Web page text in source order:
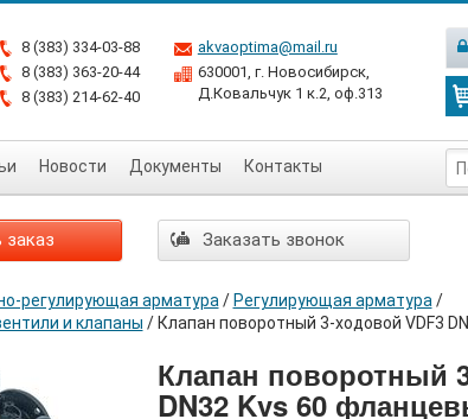
8 (383) 334-03-88
8 (383) 363-20-44
8 (383) 214-62-40
akvaoptima@mail.ru
630001, г. Новосибирск,
Д.Ковальчук 1 к.2, оф.313
Новости Документы Контакты
Заказать звонок
регулирующая арматура / Регулирующая арматура /
и клапаны / Клапан поворотный 3-ходовой VDF3
Клапан поворотный
DN32 Kvs 60